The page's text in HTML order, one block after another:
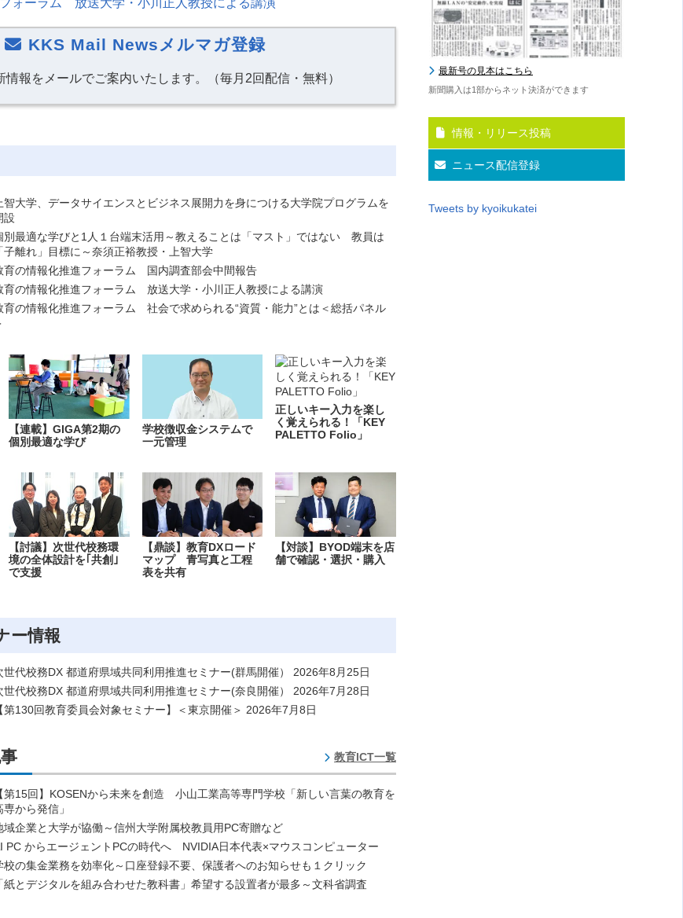
ォーラム 放送大学・小川正人教授による講演
KKS Mail Newsメルマガ登録
情報をメールでご案内いたします。（毎月2回配信・無料）
智大学、データサイエンスとビジネス展開力を身につける大学院プログラムを
設
別最適な学びと1人１台端末活用～教えることは「マスト」ではない 教員は
「子離れ」目標に～奈須正裕教授・上智大学
育の情報化推進フォーラム 国内調査部会中間報告
育の情報化推進フォーラム 放送大学・小川正人教授による講演
育の情報化推進フォーラム 社会で求められる“資質・能力”とは＜総括パネル
【連載】GIGA第2期の
個別最適な学び
学校徴収金システムで
一元管理
正しいキー入力を楽し
く覚えられる！「KEY
PALETTO Folio」
【討議】次世代校務環
境の全体設計を｢共創｣
で支援
【鼎談】教育DXロード
マップ 青写真と工程
表を共有
【対談】BYOD端末を店
舗で確認・選択・購入
ー情報
世代校務DX 都道府県域共同利用推進セミナー(群馬開催） 2026年8月25日
世代校務DX 都道府県域共同利用推進セミナー(奈良開催） 2026年7月28日
【第130回教育委員会対象セミナー】＜東京開催＞ 2026年7月8日
教育ICT一覧
【第15回】KOSENから未来を創造 小山工業高等専門学校「新しい言葉の教育を
専から発信」
域企業と大学が協働～信州大学附属校教員用PC寄贈など
PC からエージェントPCの時代へ NVIDIA日本代表×マウスコンピューター
校の集金業務を効率化～口座登録不要、保護者へのお知らせも１クリック
「紙とデジタルを組み合わせた教科書」希望する設置者が最多～文科省調査
最新号の見本はこちら
新聞購入は1部からネット決済ができます
情報・リリース投稿
ニュース配信登録
Tweets by kyoikukatei